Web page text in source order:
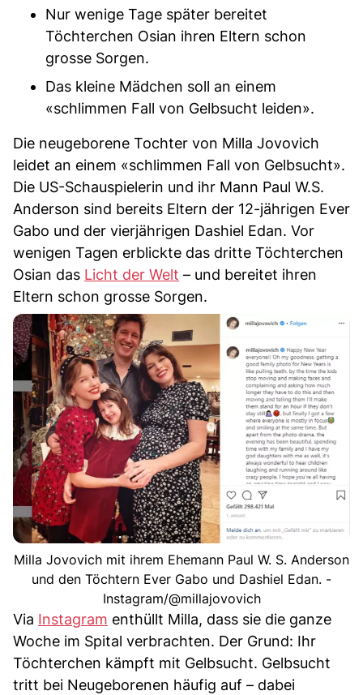
Nur wenige Tage später bereitet
Töchterchen Osian ihren Eltern schon
grosse Sorgen.
Das kleine Mädchen soll an einem
«schlimmen Fall von Gelbsucht leiden».
Die neugeborene Tochter von Milla Jovovich
leidet an einem «schlimmen Fall von Gelbsucht».
Die US-Schauspielerin und ihr Mann Paul W.S.
Anderson sind bereits Eltern der 12-jährigen Ever
Gabo und der vierjährigen Dashiel Edan. Vor
wenigen Tagen erblickte das dritte Töchterchen
Osian das Licht der Welt – und bereitet ihren
Eltern schon grosse Sorgen.
Milla Jovovich mit ihrem Ehemann Paul W. S. Anderson
und den Töchtern Ever Gabo und Dashiel Edan. -
Instagram/@millajovovich
Via Instagram enthüllt Milla, dass sie die ganze
Woche im Spital verbrachten. Der Grund: Ihr
Töchterchen kämpft mit Gelbsucht. Gelbsucht
tritt bei Neugeborenen häufig auf – dabei